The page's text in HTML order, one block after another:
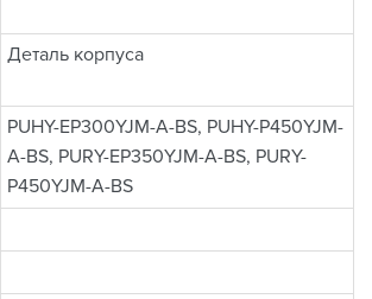
Деталь корпуса
PUHY-EP300YJM-A-BS, PUHY-P450YJM-
A-BS, PURY-EP350YJM-A-BS, PURY-
P450YJM-A-BS